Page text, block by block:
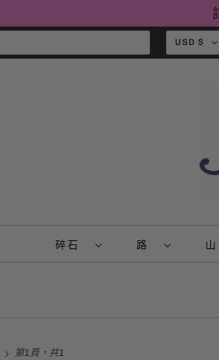
USD $
碎石 路
第1頁，共1